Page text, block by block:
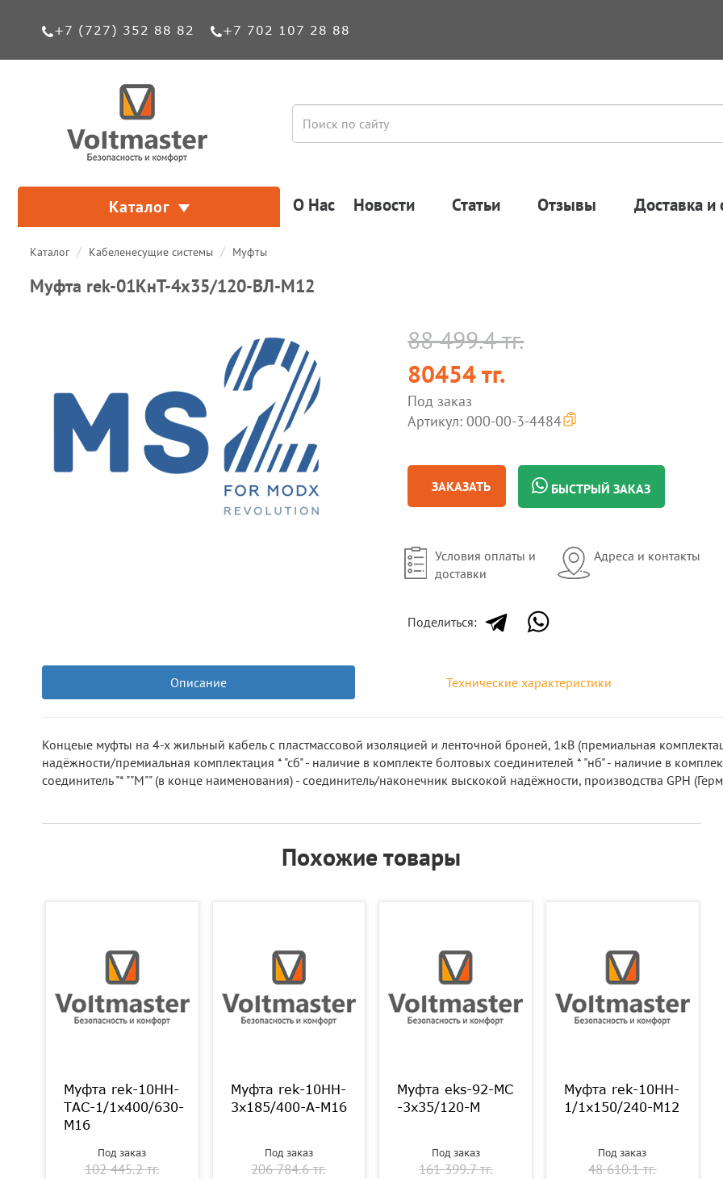
+7 (727) 352 88 82 +7 702 107 28 88
Каталог О Нас Новости Статьи Отзывы Доставка и
Каталог Кабеленесущие системы Муфты
Муфта rek-01КнТ-4х35/120-ВЛ-М12
88 499.4 тг.
80454 тг.
Под заказ
Артикул: 000-00-3-4484
ЗАКАЗАТЬ БЫСТРЫЙ ЗАКАЗ
Условия оплаты и
доставки
Адреса и контакты
Поделиться:
Описание Технические характеристики
Концеые муфты на 4-х жильный кабель с пластмассовой изоляцией и ленточной броней, 1кВ (премиальная
надёжности/премиальная комплектация * "сб" - наличие в комплекте болтовых соединителей * "нб" - наличие в
соединитель "* ""М"" (в конце наименования) - соединитель/наконечник выскокой надёжности, производства GPH
Похожие товары
Муфта rek-10HH-
ТАС-1/1х400/630-
М16
Под заказ
102 445.2 тг.
Муфта rek-10HH-
3х185/400-А-M16
Под заказ
206 784.6 тг.
Муфта eks-92-МС
-3х35/120-М
Под заказ
161 399.7 тг.
Муфта rek-10HH-
1/1х150/240-М12
Под заказ
48 610.1 тг.